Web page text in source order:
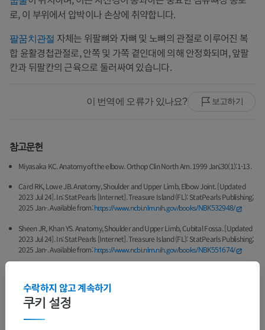
로, 이 부위에서 압박이나 손상에 취약합니다.
팔꿈치관절 자체는 위팔뼈와 자뼈 및 노뼈의 관절로 이루어진 복
합 윤활경첩관절로, 안쪽 및 가쪽 곁인대에 의해 안정화되며, 앞팔
칸과 뒤팔칸의 근육으로 둘러싸여 있습니다.
이 번역에 오류가 있나요? 보고하기
참고문헌
Miyasaka KC. Anatomy of the elbow. Orthop Clin North Am. 1999 Jan;30(1):1-13.
Card RK, Lowe JB. Anatomy, Shoulder and Upper Limb, Elbow Joint. [Updated
2023 Jul 24]. In: StatPearls [Internet]. Treasure Island (FL): StatPearls Publishing;
2025 Jan-. Available from:https://www.ncbi.nlm.nih.gov/books/NBK532948/
Sheen JR, Khan YS. Anatomy, Shoulder and Upper Limb, Cubital Fossa. [Updated
2023 Jul 24]. In: StatPearls [Internet]. Treasure Island (FL): StatPearls Publishing;
2025 Jan-. Available from:https://www.ncbi.nlm.nih.gov/books/NBK551674/
해부학적 계층
쿠키 설정
수락하지 않고 계속하기